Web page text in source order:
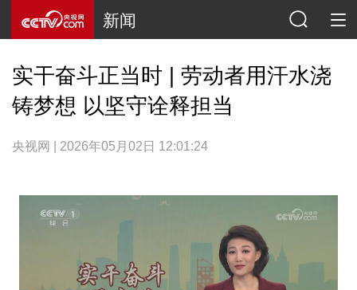
新闻
实干奋斗正当时 | 劳动者用汗水浇
铸梦想 以坚守诠释担当
央视网 | 2026年05月02日 12:01:24